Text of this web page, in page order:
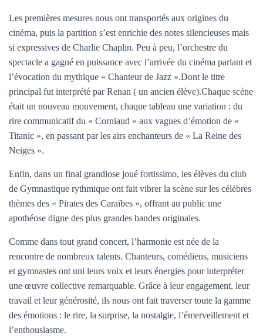
Les premières mesures nous ont transportés aux origines du
cinéma, puis la partition s’est enrichie des notes silencieuses mais
si expressives de Charlie Chaplin. Peu à peu, l’orchestre du
spectacle a gagné en puissance avec l’arrivée du cinéma parlant et
l’évocation du mythique « Chanteur de Jazz ».Dont le titre
principal fut interprété par Renan ( un ancien élève).Chaque scène
était un nouveau mouvement, chaque tableau une variation : du
rire communicatif du « Corniaud » aux vagues d’émotion de «
Titanic », en passant par les airs enchanteurs de « La Reine des
Neiges ».
Enfin, dans un final grandiose joué fortissimo, les élèves du club
de Gymnastique rythmique ont fait vibrer la scène sur les célèbres
thèmes des « Pirates des Caraïbes », offrant au public une
apothéose digne des plus grandes bandes originales.
Comme dans tout grand concert, l’harmonie est née de la
rencontre de nombreux talents. Chanteurs, comédiens, musiciens
et gymnastes ont uni leurs voix et leurs énergies pour interpréter
une œuvre collective remarquable. Grâce à leur engagement, leur
travail et leur générosité, ils nous ont fait traverser toute la gamme
des émotions : le rire, la surprise, la nostalgie, l’émerveillement et
l’enthousiasme.